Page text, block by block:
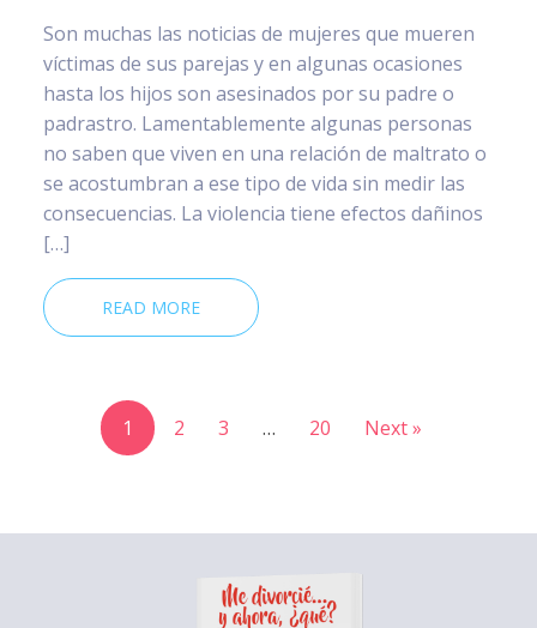
Son muchas las noticias de mujeres que mueren
víctimas de sus parejas y en algunas ocasiones
hasta los hijos son asesinados por su padre o
padrastro. Lamentablemente algunas personas
no saben que viven en una relación de maltrato o
se acostumbran a ese tipo de vida sin medir las
consecuencias. La violencia tiene efectos dañinos
[…]
READ MORE
1 2 3 … 20 Next »